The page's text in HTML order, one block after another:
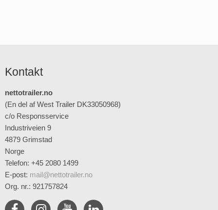
Kontakt
nettotrailer.no
(En del af West Trailer DK33050968)
c/o Responsservice
Industriveien 9
4879 Grimstad
Norge
Telefon: +45 2080 1499
E-post: mail@nettotrailer.no
Org. nr.: 921757824